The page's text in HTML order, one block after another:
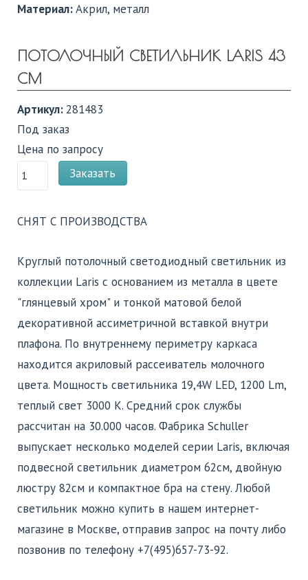
Материал:Акрил, металл
ПОТОЛОЧНЫЙ СВЕТИЛЬНИК LARIS 43
СМ
Артикул:281483
Под заказ
Цена по запросу
Заказать
СНЯТ С ПРОИЗВОДСТВА
Круглый потолочный светодиодный светильник из
коллекции Laris c основанием из металла в цвете
"глянцевый хром" и тонкой матовой белой
декоративной ассиметричной вставкой внутри
плафона. По внутреннему периметру каркаса
находится акриловый рассеиватель молочного
цвета. Мощность светильника 19,4W LED, 1200 Lm,
теплый свет 3000 K. Средний срок службы
рассчитан на 30.000 часов. Фабрика Schuller
выпускает несколько моделей серии Laris, включая
подвесной светильник диаметром 62см, двойную
люстру 82см и компактное бра на стену. Любой
светильник можно купить в нашем интернет-
магазине в Москве, отправив запрос на почту либо
позвонив по телефону +7(495)657-73-92.